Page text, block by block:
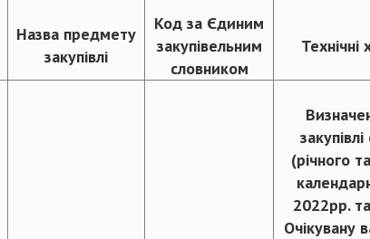
Назва предмету
закупівлі
Код за Єдиним
закупівельним
словником
(річного
2022рр.
Очікувану